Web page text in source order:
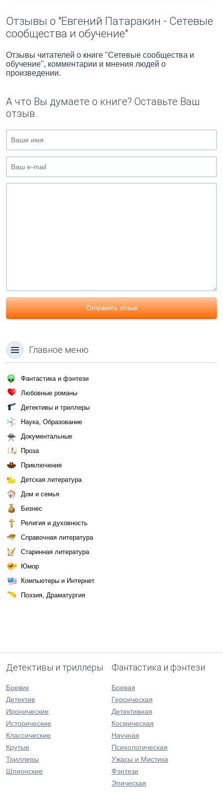
Отзывы о "Евгений Патаракин - Сетевые
сообщества и обучение"
Отзывы читателей о книге "Сетевые сообщества и
обучение", комментарии и мнения людей о
произведении.
А что Вы думаете о книге? Оставьте Ваш
отзыв.
Отправить отзыв
Главное меню
Фантастика и фэнтези
Любовные романы
Детективы и триллеры
Наука, Образование
Документальные
Проза
Приключения
Детская литература
Дом и семья
Бизнес
Религия и духовность
Справочная литература
Старинная литература
Юмор
Компьютеры и Интернет
Поэзия, Драматургия
Детективы и триллеры
Боевик
Детектив
Иронические
Исторические
Классические
Крутые
Триллеры
Шпионские
Фантастика и фэнтези
Боевая
Героическая
Детективная
Космическая
Научная
Психологическая
Ужасы и Мистика
Фэнтези
Эпическая